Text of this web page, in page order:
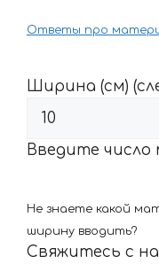
Ответы про
Ширина (см)
Введите число
Не знаете какой
ширину вводить?
Свяжитесь с